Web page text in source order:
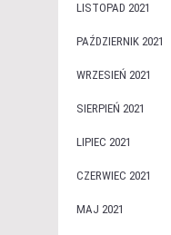
LISTOPAD 2021
PAŹDZIERNIK 2021
WRZESIEŃ 2021
SIERPIEŃ 2021
LIPIEC 2021
CZERWIEC 2021
MAJ 2021